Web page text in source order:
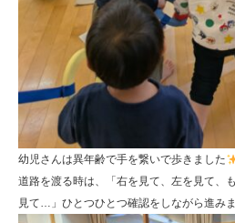
幼児さんは異年齢で手を繋いで歩きました
道路を渡る時は、「右を見て、左を見て、
見て…」ひとつひとつ確認をしながら進み